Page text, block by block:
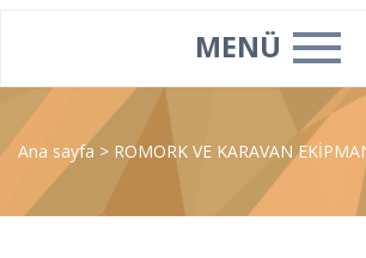
MENÜ
Ana sayfa > ROMORK VE KARAVAN